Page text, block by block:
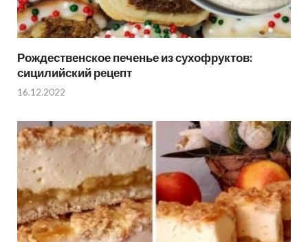
Рождественское печенье из сухофруктов:
сицилийский рецепт
16.12.2022